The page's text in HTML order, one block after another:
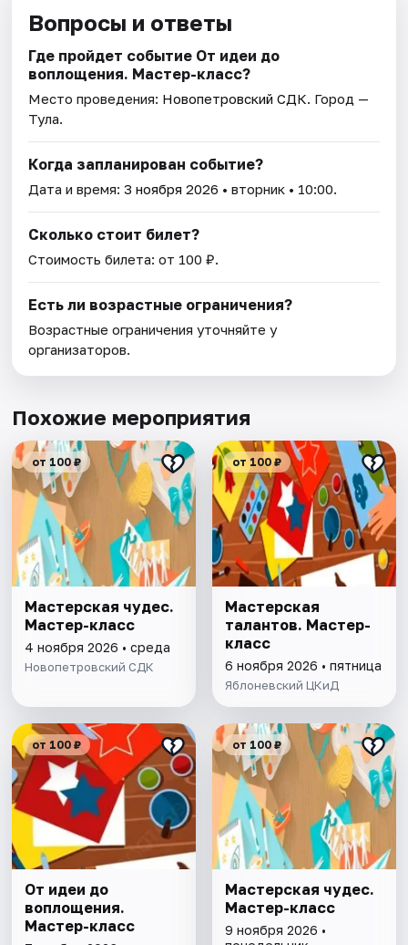
Вопросы и ответы
Где пройдет событие От идеи до
воплощения. Мастер-класс?
Место проведения: Новопетровский СДК. Город —
Тула.
Когда запланирован событие?
Дата и время:3 ноября 2026 • вторник • 10:00.
Сколько стоит билет?
Стоимость билета: от 100 ₽.
Есть ли возрастные ограничения?
Возрастные ограничения уточняйте у
организаторов.
Похожие мероприятия
от 100 ₽
Мастерская чудес.
Мастер-класс
4 ноября 2026 • среда
Новопетровский СДК
от 100 ₽
Мастерская
талантов. Мастер-
класс
6 ноября 2026 • пятница
Яблоневский ЦКиД
от 100 ₽
От идеи до
воплощения.
Мастер-класс
от 100 ₽
Мастерская чудес.
Мастер-класс
9 ноября 2026 •